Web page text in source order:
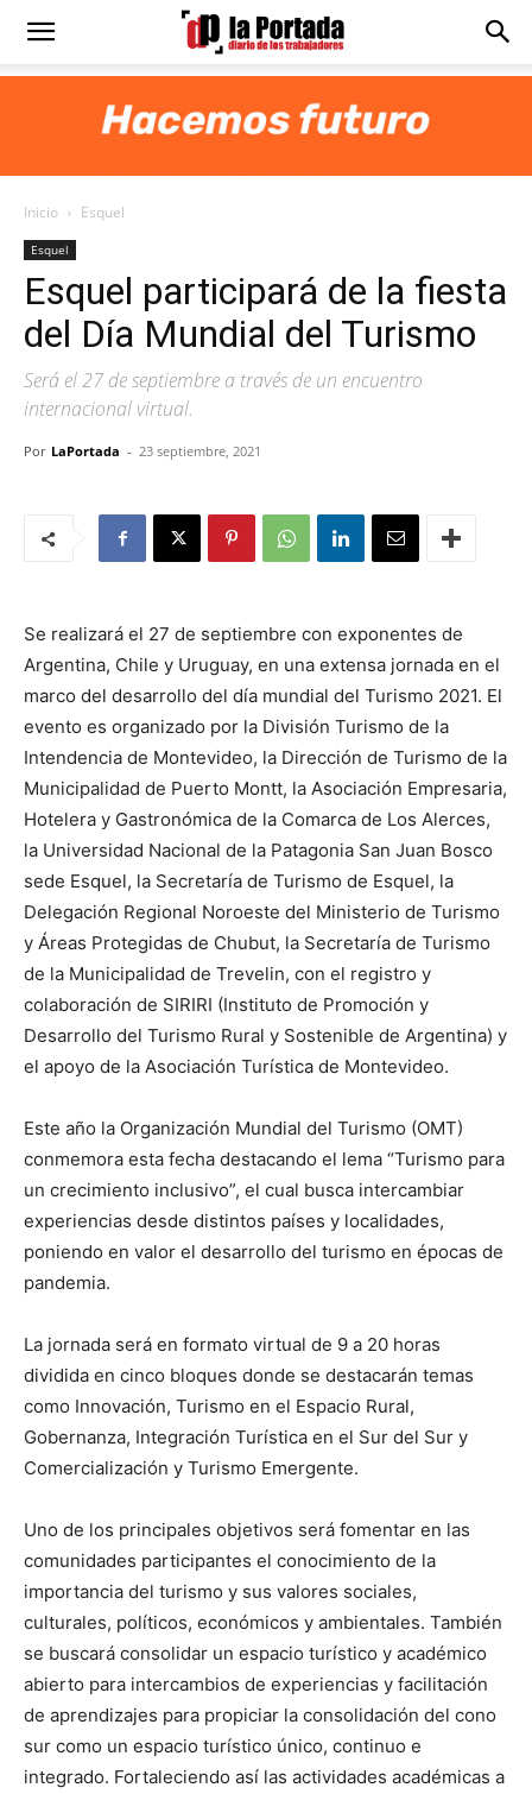
Diario
Portada
Inicio Esquel
Esquel
Esquel participará de la fiesta
del Día Mundial del Turismo
Será el 27 de septiembre a través de un encuentro
internacional virtual.
Por LaPortada - 23 septiembre, 2021
Se realizará el 27 de septiembre con exponentes de
Argentina, Chile y Uruguay, en una extensa jornada en el
marco del desarrollo del día mundial del Turismo 2021. El
evento es organizado por la División Turismo de la
Intendencia de Montevideo, la Dirección de Turismo de la
Municipalidad de Puerto Montt, la Asociación Empresaria,
Hotelera y Gastronómica de la Comarca de Los Alerces,
la Universidad Nacional de la Patagonia San Juan Bosco
sede Esquel, la Secretaría de Turismo de Esquel, la
Delegación Regional Noroeste del Ministerio de Turismo
y Áreas Protegidas de Chubut, la Secretaría de Turismo
de la Municipalidad de Trevelin, con el registro y
colaboración de SIRIRI (Instituto de Promoción y
Desarrollo del Turismo Rural y Sostenible de Argentina) y
el apoyo de la Asociación Turística de Montevideo.
Este año la Organización Mundial del Turismo (OMT)
conmemora esta fecha destacando el lema “Turismo para
un crecimiento inclusivo”, el cual busca intercambiar
experiencias desde distintos países y localidades,
poniendo en valor el desarrollo del turismo en épocas de
pandemia.
La jornada será en formato virtual de 9 a 20 horas
dividida en cinco bloques donde se destacarán temas
como Innovación, Turismo en el Espacio Rural,
Gobernanza, Integración Turística en el Sur del Sur y
Comercialización y Turismo Emergente.
Uno de los principales objetivos será fomentar en las
comunidades participantes el conocimiento de la
importancia del turismo y sus valores sociales,
culturales, políticos, económicos y ambientales. También
se buscará consolidar un espacio turístico y académico
abierto para intercambios de experiencias y facilitación
de aprendizajes para propiciar la consolidación del cono
sur como un espacio turístico único, continuo e
integrado. Fortaleciendo así las actividades académicas a